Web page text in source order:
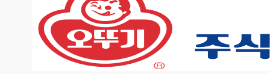
의 국세관세청(HMRC)으로 통합했다. [출처=HMRC][
수 기준선 동결하는 ‘스텔스 세금’으로/‘피스컬 드래그